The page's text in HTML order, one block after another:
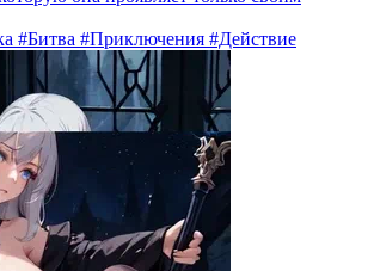
#Битва #Приключения #Действие